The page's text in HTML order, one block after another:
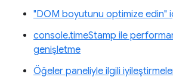
"DOM boyutunu optimize edin"
console.timeStamp ile
genişletme
Öğeler paneliyle ilgili